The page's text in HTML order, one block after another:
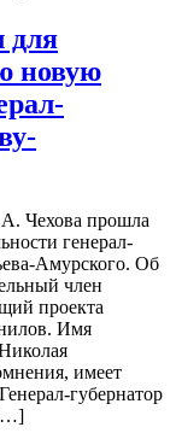
для
новую
Чехова прошла
генерал-
Амурского. Об
член
проекта
Имя
имеет
губернатор